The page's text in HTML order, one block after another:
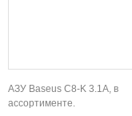
АЗУ Baseus C8-K 3.1A, в
ассортименте.